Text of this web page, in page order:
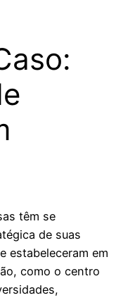
têm se
de suas
estabeleceram em
como o centro